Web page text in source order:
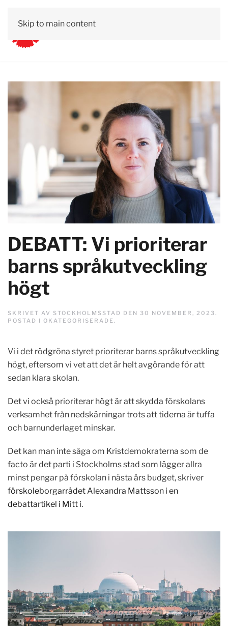
Skip to main content
Pressrum
Stockholms kommunalval
DEBATT: Vi prioriterar
barns språkutveckling
högt
SKRIVET AV STOCKHOLMSSTAD DEN 30 NOVEMBER, 2023 .
POSTAD I OKATEGORISERADE .
Vi i det rödgröna styret prioriterar barns språkutveckling
högt, eftersom vi vet att det är helt avgörande för att
sedan klara skolan.
Det vi också prioriterar högt är att skydda förskolans
verksamhet från nedskärningar trots att tiderna är tuffa
och barnunderlaget minskar.
Det kan man inte säga om Kristdemokraterna som de
facto är det parti i Stockholms stad som lägger allra
minst pengar på förskolan i nästa års budget, skriver
förskoleborgarrådet Alexandra Mattsson i en
debattartikel i Mitt i.